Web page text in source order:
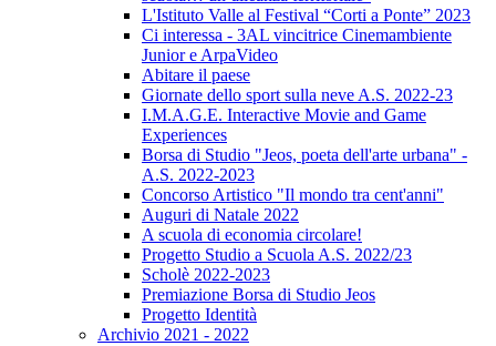
L'Istituto Valle al Festival “Corti a Ponte” 2023
Ci interessa - 3AL vincitrice Cinemambiente
Junior e ArpaVideo
Abitare il paese
Giornate dello sport sulla neve A.S. 2022-23
I.M.A.G.E. Interactive Movie and Game
Experiences
Borsa di Studio "Jeos, poeta dell'arte urbana" -
A.S. 2022-2023
Concorso Artistico "Il mondo tra cent'anni"
Auguri di Natale 2022
A scuola di economia circolare!
Progetto Studio a Scuola A.S. 2022/23
Scholè 2022-2023
Premiazione Borsa di Studio Jeos
Progetto Identità
Archivio 2021 - 2022